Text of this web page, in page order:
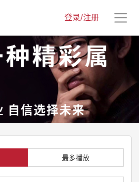
登录/注册
精彩属
自信选择未来
最多播放